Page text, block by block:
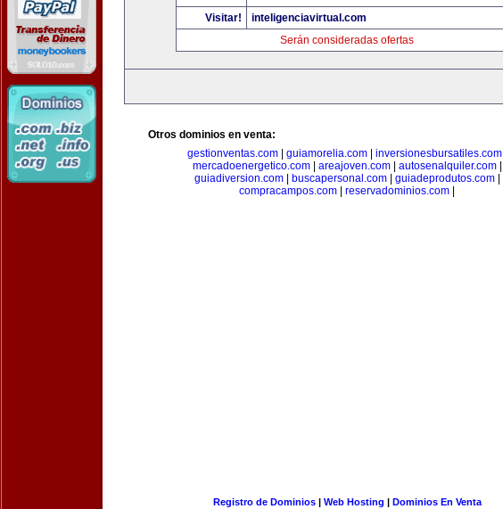
Visitar!
inteligenciavirtual.com
Serán consideradas ofertas
Otros dominios en venta:
gestionventas.com| guiamorelia.com| inversionesbursatiles.com|
mercadoenergetico.com| areajoven.com| autosenalquiler.com|
guiadiversion.com| buscapersonal.com| guiadeprodutos.com|
compracampos.com
reservadominios.com
Registro de Dominios| Web Hosting | Dominios En Venta